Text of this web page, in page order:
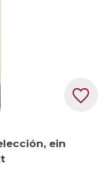
ein